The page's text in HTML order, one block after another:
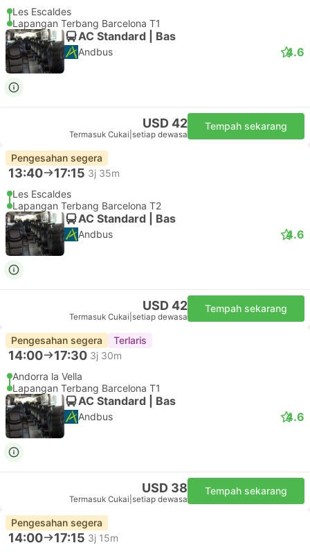
Les Escaldes
Lapangan Terbang Barcelona T1
AC Standard | Bas
Andbus 4.6
USD 42
Termasuk Cukai setiap dewasa
Tempah sekarang
Pengesahan segera
13:40 17:15 3j 35m
Les Escaldes
Lapangan Terbang Barcelona T2
AC Standard | Bas
Andbus 4.6
USD 42
Termasuk Cukai setiap dewasa
Tempah sekarang
Pengesahan segera Terlaris
14:00 17:30 3j 30m
Andorra la Vella
Lapangan Terbang Barcelona T1
AC Standard | Bas
Andbus 4.6
USD 38
Termasuk Cukai setiap dewasa
Tempah sekarang
Pengesahan segera
14:00 17:15 3j 15m